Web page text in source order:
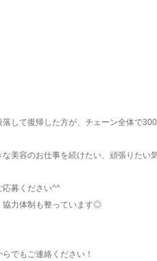
して復帰した方が、チェーン全体で
美容のお仕事を続けたい、頑張りたい
応募ください^^
協力体制も整っています◎
でもご連絡ください！